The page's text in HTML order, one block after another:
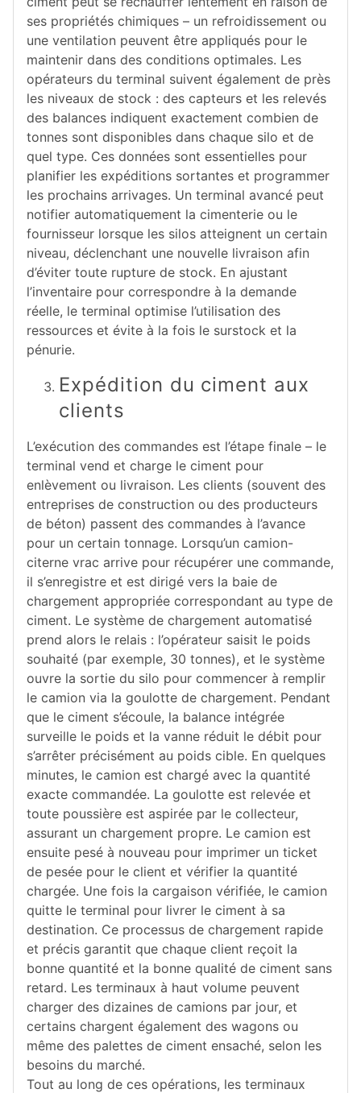
ses propriétés chimiques – un refroidissement ou
une ventilation peuvent être appliqués pour le
maintenir dans des conditions optimales. Les
opérateurs du terminal suivent également de près
les niveaux de stock : des capteurs et les relevés
des balances indiquent exactement combien de
tonnes sont disponibles dans chaque silo et de
quel type. Ces données sont essentielles pour
planifier les expéditions sortantes et programmer
les prochains arrivages. Un terminal avancé peut
notifier automatiquement la cimenterie ou le
fournisseur lorsque les silos atteignent un certain
niveau, déclenchant une nouvelle livraison afin
d’éviter toute rupture de stock. En ajustant
l’inventaire pour correspondre à la demande
réelle, le terminal optimise l’utilisation des
ressources et évite à la fois le surstock et la
pénurie.
Expédition du ciment aux
clients
L’exécution des commandes est l’étape finale – le
terminal vend et charge le ciment pour
enlèvement ou livraison. Les clients (souvent des
entreprises de construction ou des producteurs
de béton) passent des commandes à l’avance
pour un certain tonnage. Lorsqu’un camion-
citerne vrac arrive pour récupérer une commande,
il s’enregistre et est dirigé vers la baie de
chargement appropriée correspondant au type de
ciment. Le système de chargement automatisé
prend alors le relais : l’opérateur saisit le poids
souhaité (par exemple, 30 tonnes), et le système
ouvre la sortie du silo pour commencer à remplir
le camion via la goulotte de chargement. Pendant
que le ciment s’écoule, la balance intégrée
surveille le poids et la vanne réduit le débit pour
s’arrêter précisément au poids cible. En quelques
minutes, le camion est chargé avec la quantité
exacte commandée. La goulotte est relevée et
toute poussière est aspirée par le collecteur,
assurant un chargement propre. Le camion est
ensuite pesé à nouveau pour imprimer un ticket
de pesée pour le client et vérifier la quantité
chargée. Une fois la cargaison vérifiée, le camion
quitte le terminal pour livrer le ciment à sa
destination. Ce processus de chargement rapide
et précis garantit que chaque client reçoit la
bonne quantité et la bonne qualité de ciment sans
retard. Les terminaux à haut volume peuvent
charger des dizaines de camions par jour, et
certains chargent également des wagons ou
même des palettes de ciment ensaché, selon les
besoins du marché.
Tout au long de ces opérations, les terminaux